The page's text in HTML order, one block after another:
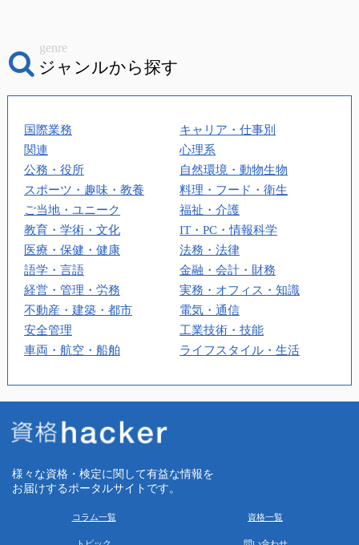
ジャンルから探す
genre
国際業務
キャリア・仕事別
関連
心理系
公務・役所
自然環境・動物生物
スポーツ・趣味・教養
料理・フード・衛生
ご当地・ユニーク
福祉・介護
教育・学術・文化
IT・PC・情報科学
医療・保健・健康
法務・法律
語学・言語
金融・会計・財務
経営・管理・労務
実務・オフィス・知識
不動産・建築・都市
電気・通信
安全管理
工業技術・技能
車両・航空・船舶
ライフスタイル・生活
様々な資格・検定に関して有益な情報を
お届けするポータルサイトです。
コラム一覧 資格一覧